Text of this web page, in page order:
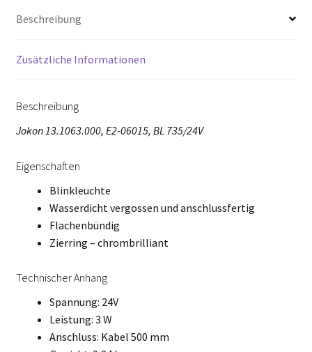
Beschreibung
Zusätzliche Informationen
Beschreibung
Jokon 13.1063.000, E2-06015, BL 735/24V
Eigenschaften
Blinkleuchte
Wasserdicht vergossen und anschlussfertig
Flachenbündig
Zierring – chrombrilliant
Technischer Anhang
Spannung: 24V
Leistung: 3 W
Anschluss: Kabel 500 mm